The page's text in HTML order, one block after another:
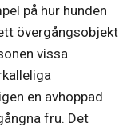
på hur hunden
övergångsobjekt
vissa
en avhoppad
fru. Det